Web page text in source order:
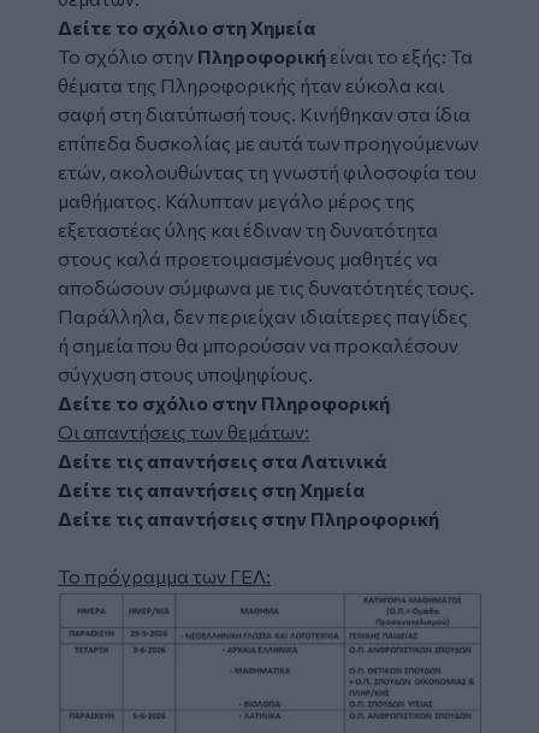
Δείτε το σχόλιο στη Χημεία
Το σχόλιο στην Πληροφορική είναι το εξής: Τα
θέματα της Πληροφορικής ήταν εύκολα και
σαφή στη διατύπωσή τους. Κινήθηκαν στα ίδια
επίπεδα δυσκολίας με αυτά των προηγούμενων
ετών, ακολουθώντας τη γνωστή φιλοσοφία του
μαθήματος. Κάλυπταν μεγάλο μέρος της
εξεταστέας ύλης και έδιναν τη δυνατότητα
στους καλά προετοιμασμένους μαθητές να
αποδώσουν σύμφωνα με τις δυνατότητές τους.
Παράλληλα, δεν περιείχαν ιδιαίτερες παγίδες
ή σημεία που θα μπορούσαν να προκαλέσουν
σύγχυση στους υποψηφίους.
Δείτε το σχόλιο στην Πληροφορική
Οι απαντήσεις των θεμάτων:
Δείτε τις απαντήσεις στα Λατινικά
Δείτε τις απαντήσεις στη Χημεία
Δείτε τις απαντήσεις στην Πληροφορική
Το πρόγραμμα των ΓΕΛ:
Image